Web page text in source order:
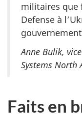
militaires que
Defense à
Anne Bulik,
Systems North
Faits en